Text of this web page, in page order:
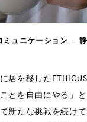
ュニケーション──静
居を移した
とを自由にやる」
新たな挑戦を続け